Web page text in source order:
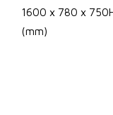
1600 x 780 x
(mm)